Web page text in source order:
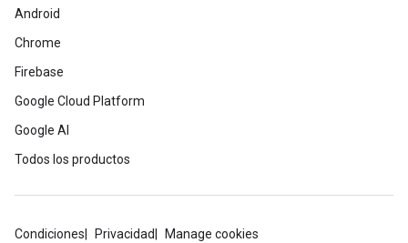
Android
Chrome
Firebase
Google Cloud Platform
Google AI
Todos los productos
Condiciones Privacidad Manage cookies